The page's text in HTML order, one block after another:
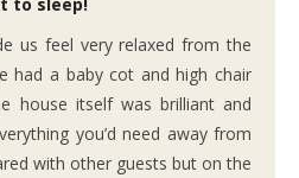
us feel very relaxed from the
had a baby cot and high chair
house itself was brilliant and
you’d need away from
with other guests but on the